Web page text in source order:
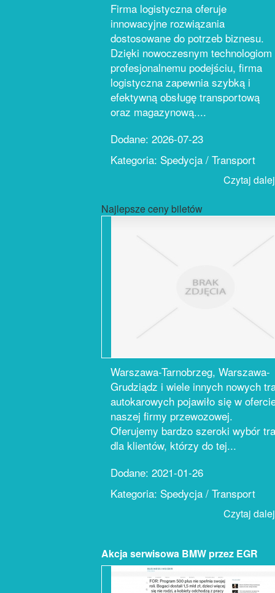
Firma logistyczna oferuje
innowacyjne rozwiązania
dostosowane do potrzeb biznesu.
Dzięki nowoczesnym technologiom
profesjonalnemu podejściu, firma
logistyczna zapewnia szybką i
efektywną obsługę transportową
oraz magazynową....
Dodane: 2026-07-23
Kategoria: Spedycja / Transport
Czytaj
Najlepsze ceny biletów
Warszawa-Tarnobrzeg, Warszawa-
Grudziądz i wiele innych nowych
autokarowych pojawiło się w
naszej firmy przewozowej.
Oferujemy bardzo szeroki wybór
dla klientów, którzy do tej...
Dodane: 2021-01-26
Kategoria: Spedycja / Transport
Czytaj
Akcja serwisowa BMW przez EGR